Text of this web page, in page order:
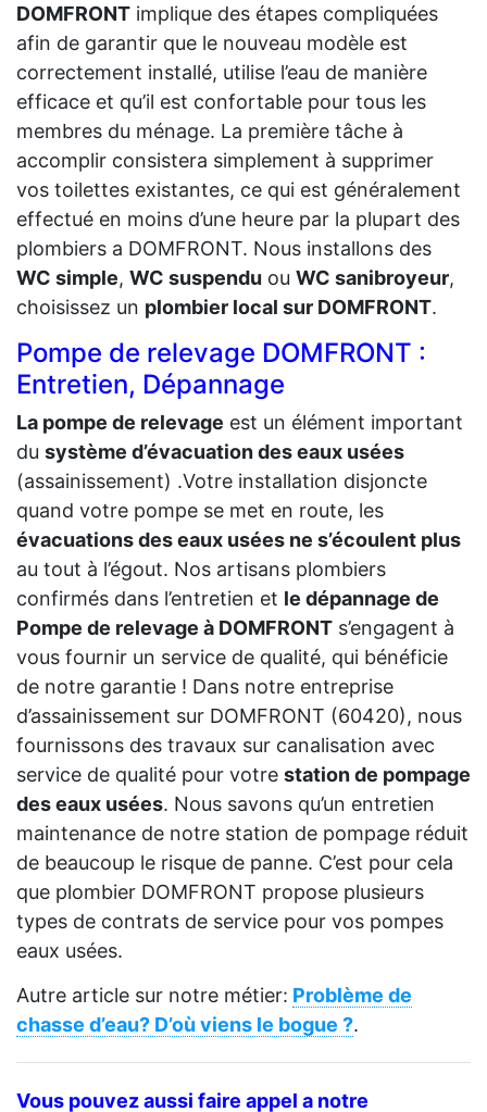
DOMFRONT implique des étapes compliquées
afin de garantir que le nouveau modèle est
correctement installé, utilise l’eau de manière
efficace et qu’il est confortable pour tous les
membres du ménage. La première tâche à
accomplir consistera simplement à supprimer
vos toilettes existantes, ce qui est généralement
effectué en moins d’une heure par la plupart des
plombiers a DOMFRONT. Nous installons des
WC simple, WC suspendu ou WC sanibroyeur,
choisissez un plombier local sur DOMFRONT.
Pompe de relevage DOMFRONT :
Entretien, Dépannage
La pompe de relevage est un élément important
du système d’évacuation des eaux usées
(assainissement) .Votre installation disjoncte
quand votre pompe se met en route, les
évacuations des eaux usées ne s’écoulent plus
au tout à l’égout. Nos artisans plombiers
confirmés dans l’entretien et le dépannage de
Pompe de relevage à DOMFRONT s’engagent à
vous fournir un service de qualité, qui bénéficie
de notre garantie ! Dans notre entreprise
d’assainissement sur DOMFRONT (60420), nous
fournissons des travaux sur canalisation avec
service de qualité pour votre station de pompage
des eaux usées. Nous savons qu’un entretien
maintenance de notre station de pompage réduit
de beaucoup le risque de panne. C’est pour cela
que plombier DOMFRONT propose plusieurs
types de contrats de service pour vos pompes
eaux usées.
Autre article sur notre métier: Problème de
chasse d’eau? D’où viens le bogue ?.
Vous pouvez aussi faire appel a notre